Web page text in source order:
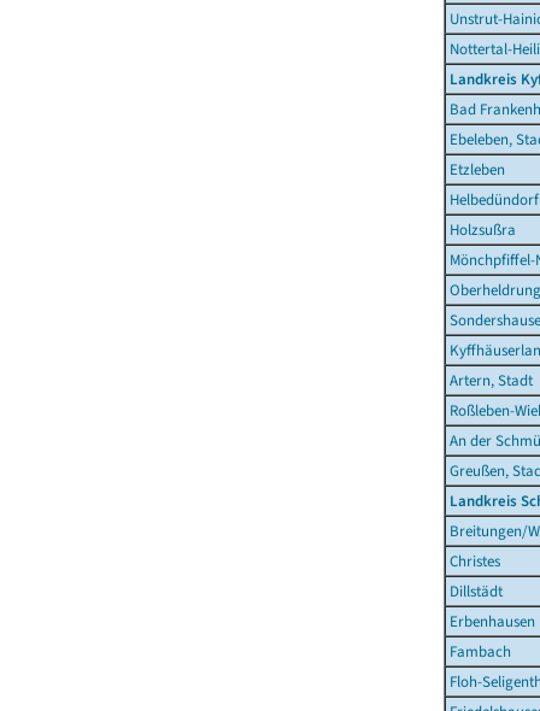
Unstrut-
Nottertal-
Landkreis
Bad
Ebeleben,
Etzleben
Helbedündorf
Holzsußra
Artern, Stadt
Roßleben-
An der
Greußen,
Landkreis
Breitungen/
Christes
Dillstädt
Erbenhausen
Fambach
Floh-